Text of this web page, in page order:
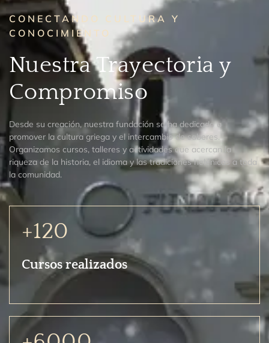
CONECTANDO CULTURA Y
CONOCIMIENTO
Nuestra Trayectoria y
Compromiso
Desde su creación, nuestra fundación se ha dedicado a
promover la cultura griega y el intercambio de saberes.
Organizamos cursos, talleres y actividades que acercan la
riqueza de la historia, el idioma y las tradiciones helénicas a toda
la comunidad.
+120
Cursos realizados